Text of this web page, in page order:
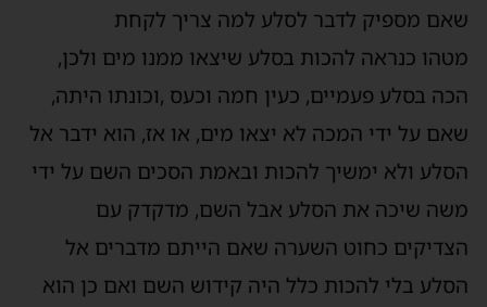
שאם מספיק לדבר לסלע למה צריך לקחת
מטהו כנראה להכות בסלע שיצאו ממנו מים ולכן,
הכה בסלע פעמיים, כעין חמה וכעס ,וכונתו היתה,
שאם על ידי המכה לא יצאו מים, או אז, הוא ידבר אל
הסלע ולא ימשיך להכות ובאמת הסכים השם על ידי
משה שיכה את הסלע אבל השם, מדקדק עם
הצדיקים כחוט השערה שאם הייתם מדברים אל
הסלע בלי להכות כלל היה קידוש השם ואם כן הוא